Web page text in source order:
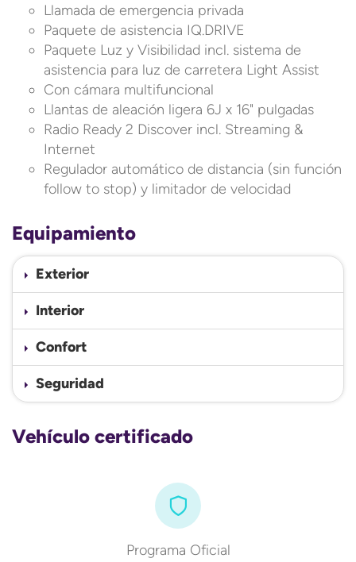
Llamada de emergencia privada
Paquete de asistencia IQ.DRIVE
Paquete Luz y Visibilidad incl. sistema de
asistencia para luz de carretera Light Assist
Con cámara multifuncional
Llantas de aleación ligera 6J x 16" pulgadas
Radio Ready 2 Discover incl. Streaming &
Internet
Regulador automático de distancia (sin función
follow to stop) y limitador de velocidad
Equipamiento
Exterior
Interior
Confort
Seguridad
Vehículo certificado
Programa Oficial